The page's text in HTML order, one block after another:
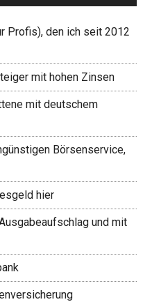
Profis), den ich seit 2012
mit hohen Zinsen
mit deutschem
Börsenservice,
hier
und mit